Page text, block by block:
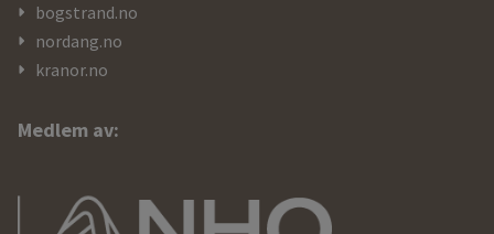
bogstrand.no
nordang.no
kranor.no
Medlem av: